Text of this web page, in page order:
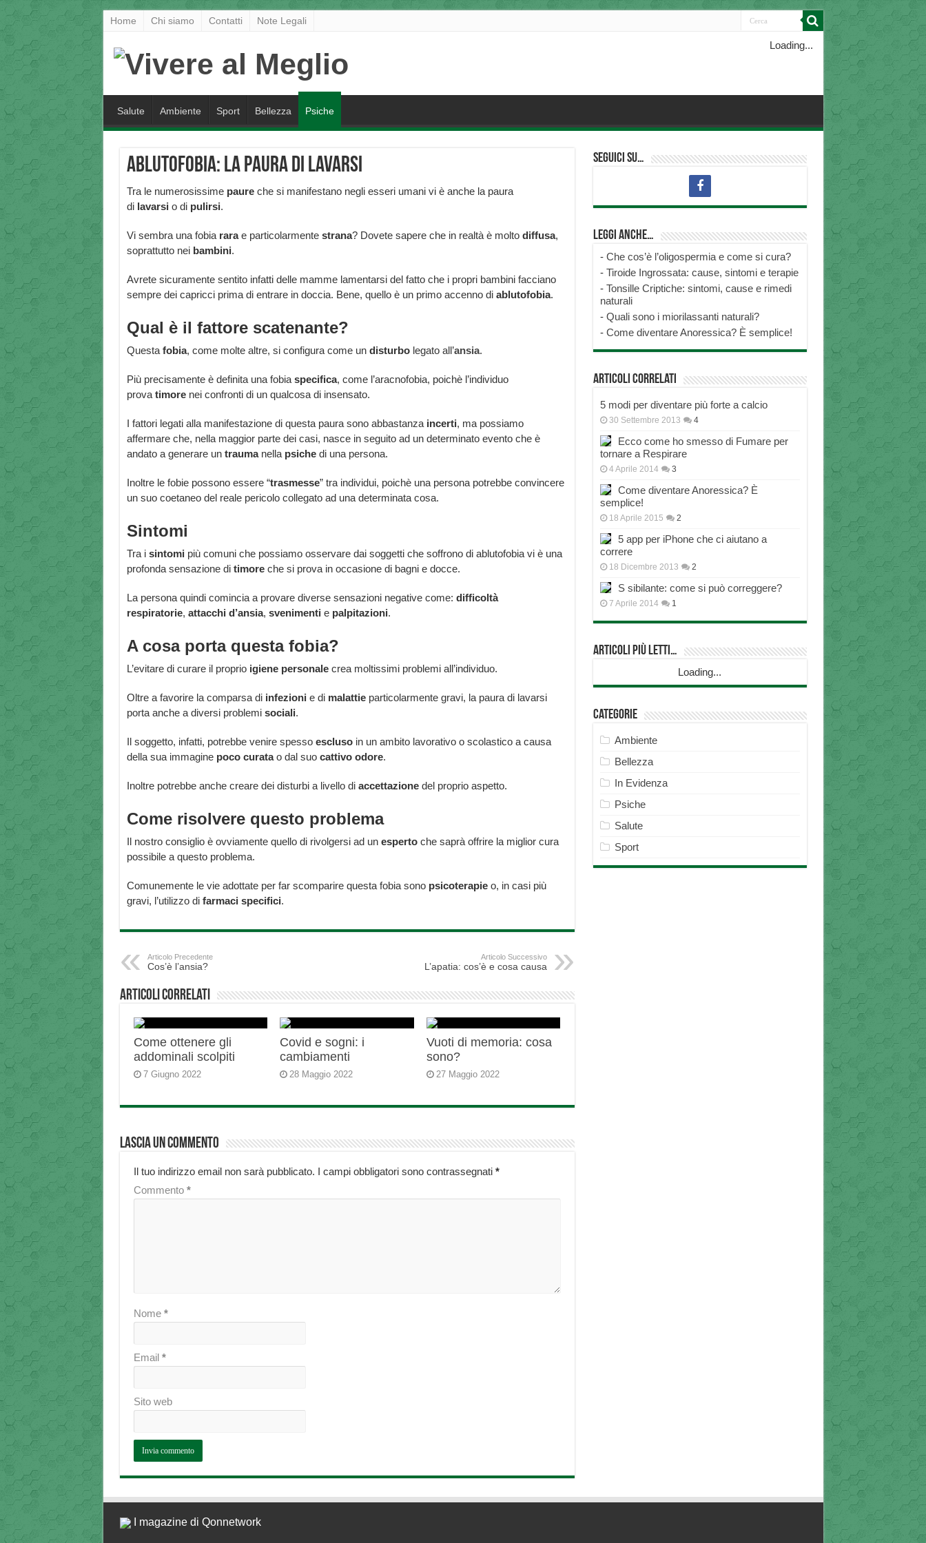
Home Chi siamo Contatti Note Legali
Loading...
Salute Ambiente Sport Bellezza Psiche
Ablutofobia: la paura di lavarsi
Tra le numerosissime paureche si manifestano negli esseri umani vi è anche la paura
di lavarsi o di pulirsi.
Vi sembra una fobia rarae particolarmente strana? Dovete sapere che in realtà è molto diffusa,
soprattutto nei bambini.
Avrete sicuramente sentito infatti delle mamme lamentarsi del fatto che i propri bambini facciano
sempre dei capricci prima di entrare in doccia. Bene, quello è un primo accenno di ablutofobia.
Qual è il fattore scatenante?
Questa fobia, come molte altre, si configura come un disturbolegato all’ansia.
Più precisamente è definita una fobia specifica, come l’aracnofobia, poichè l’individuo
prova timorenei confronti di un qualcosa di insensato.
I fattori legati alla manifestazione di questa paura sono abbastanza incerti, ma possiamo
affermare che, nella maggior parte dei casi, nasce in seguito ad un determinato evento che è
andato a generare un traumanella psichedi una persona.
Inoltre le fobie possono essere “trasmesse” tra individui, poichè una persona potrebbe convincere
un suo coetaneo del reale pericolo collegato ad una determinata cosa.
Sintomi
Tra i sintomi più comuni che possiamo osservare dai soggetti che soffrono di ablutofobia vi è una
profonda sensazione di timoreche si prova in occasione di bagni e docce.
La persona quindi comincia a provare diverse sensazioni negative come: difficoltà
respiratorie, attacchi d’ansia, svenimenti e palpitazioni.
A cosa porta questa fobia?
L’evitare di curare il proprio igiene personalecrea moltissimi problemi all’individuo.
Oltre a favorire la comparsa di infezioni e di malattieparticolarmente gravi, la paura di lavarsi
porta anche a diversi problemi sociali.
Il soggetto, infatti, potrebbe venire spesso esclusoin un ambito lavorativo o scolastico a causa
della sua immagine poco curatao dal suo cattivo odore.
Inoltre potrebbe anche creare dei disturbi a livello di accettazionedel proprio aspetto.
Come risolvere questo problema
Il nostro consiglio è ovviamente quello di rivolgersi ad un espertoche saprà offrire la miglior cura
possibile a questo problema.
Comunemente le vie adottate per far scomparire questa fobia sono psicoterapieo, in casi più
gravi, l’utilizzo di farmaci specifici.
Articolo Precedente
Cos’è l’ansia?
Articolo Successivo
L’apatia: cos’è e cosa causa
Articoli correlati
Come ottenere gli
addominali scolpiti
7 Giugno 2022
Covid e sogni: i
cambiamenti
28 Maggio 2022
Vuoti di memoria: cosa
sono?
27 Maggio 2022
Lascia un commento
Il tuo indirizzo email non sarà pubblicato. I campi obbligatori sono contrassegnati *
Commento *
Nome *
Email *
Sito web
Seguici su…
Leggi anche…
- Che cos’è l’oligospermia e come si cura?
- Tiroide Ingrossata: cause, sintomi e terapie
- Tonsille Criptiche: sintomi, cause e rimedi
naturali
- Quali sono i miorilassanti naturali?
- Come diventare Anoressica? È semplice!
Articoli correlati
5 modi per diventare più forte a calcio
30 Settembre 2013 4
Ecco come ho smesso di Fumare per
tornare a Respirare
4 Aprile 2014 3
Come diventare Anoressica? È
semplice!
18 Aprile 2015 2
5 app per iPhone che ci aiutano a
correre
18 Dicembre 2013 2
S sibilante: come si può correggere?
7 Aprile 2014 1
Articoli più Letti…
Loading...
Categorie
Ambiente
Bellezza
In Evidenza
Psiche
Salute
Sport
I magazine di Qonnetwork